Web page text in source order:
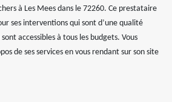
à Les Mees dans le 72260. Ce prestataire
ses interventions qui sont d’une qualité
accessibles à tous les budgets. Vous
de ses services en vous rendant sur son site